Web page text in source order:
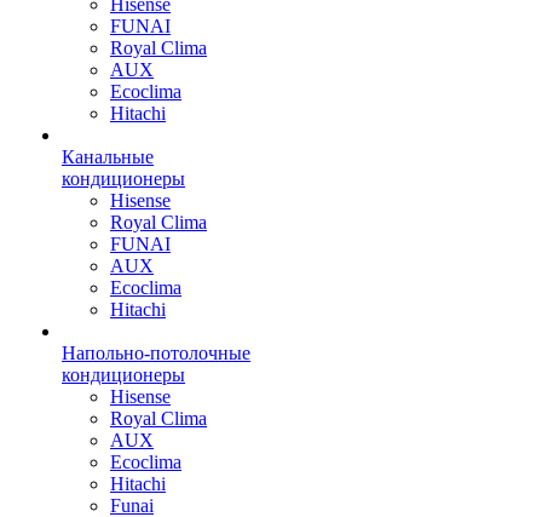
Hisense
FUNAI
Royal Clima
AUX
Ecoclima
Hitachi
Канальные
кондиционеры
Hisense
Royal Clima
FUNAI
AUX
Ecoclima
Hitachi
Напольно-потолочные
кондиционеры
Hisense
Royal Clima
AUX
Ecoclima
Hitachi
Funai